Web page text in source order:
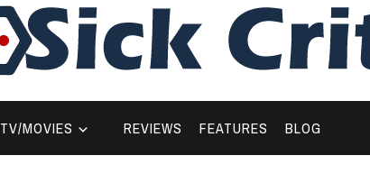
TV/MOVIES REVIEWS FEATURES BLOG